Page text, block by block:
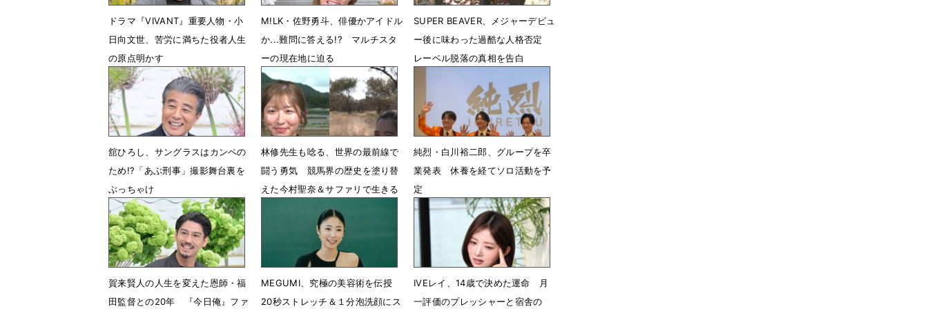
ドラマ『VIVANT』重要人物・小
日向文世、苦労に満ちた役者人生
の原点明かす
7月12日 15時00分
M!LK・佐野勇斗、俳優かアイドル
か...難問に答える!? マルチスタ
ーの現在地に迫る
7月10日 12時36分
SUPER BEAVER、メジャーデビュ
ー後に味わった過酷な人格否定
レーベル脱落の真相を告白
舘ひろし、サングラスはカンペの
ため!?「あぶ刑事」撮影舞台裏を
ぶっちゃけ
6月20日 17時32分
林修先生も唸る、世界の最前線で
闘う勇気 競馬界の歴史を塗り替
えた今村聖奈＆サファリで生きる
6月14日 18時29分
純烈・白川裕二郎、グループを卒
業発表 休養を経てソロ活動を予
定
6月8日 17時47分
賀来賢人の人生を変えた恩師・福
田監督との20年 『今日俺』ファ
MEGUMI、究極の美容術を伝授
20秒ストレッチ＆１分泡洗顔にス
IVEレイ、14歳で決めた運命 月
一評価のプレッシャーと宿舎の